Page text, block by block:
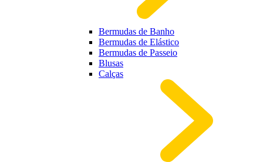
Bermudas de Banho
Bermudas de Elástico
Bermudas de Passeio
Blusas
Calças